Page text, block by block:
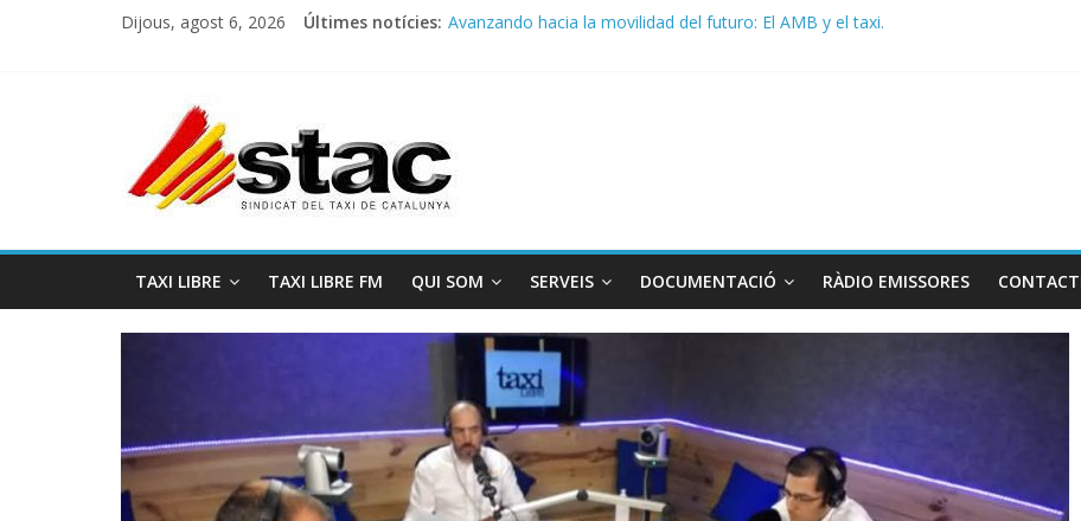
Dijous, agost 6, 2026 Últimes notícies: Avanzando hacia la movilidad del futuro: El AMB y el taxi.
TAXI LIBRE TAXI LIBRE FM QUI SOM SERVEIS DOCUMENTACIÓ RÀDIO EMISSORES